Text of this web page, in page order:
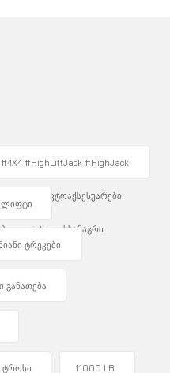
#HighLiftJack #HighJack
#ავტოაქსესუარები
#ჯეკისსამაგრი
ლიფტი
ტრეკები.
განათება
ტროსი 11000 LB.